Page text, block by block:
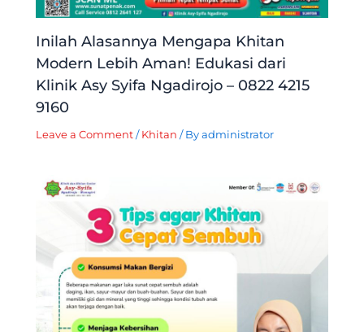
Inilah Alasannya Mengapa Khitan
Modern Lebih Aman! Edukasi dari
Klinik Asy Syifa Ngadirojo – 0822 4215
9160
Leave a Comment / Khitan / Byadministrator